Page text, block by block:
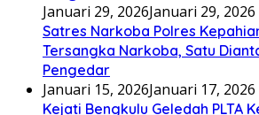
Januari 29, 2026Januari 29, 2026
Satres Narkoba Polres
Tersangka Narkoba, Satu
Pengedar
Januari 15, 2026Januari 17, 2026
Kejati Bengkulu Geledah PLTA